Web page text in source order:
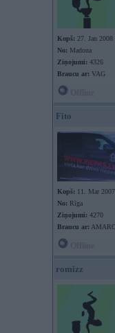
Kopš: 27. Jan 2008
No: Madona
Ziņojumi: 4326
Braucu ar: VAG
Fito
Kopš: 11. Mar 2007
No: Rīga
Ziņojumi: 4270
Braucu ar:
romizz